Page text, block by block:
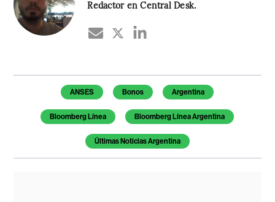
Redactor en Central Desk.
Temas de este artículo
ANSES Bonos Argentina
Bloomberg Línea Bloomberg Línea Argentina
Últimas Noticias Argentina